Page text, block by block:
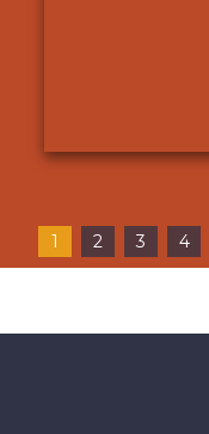
1 2 3 4